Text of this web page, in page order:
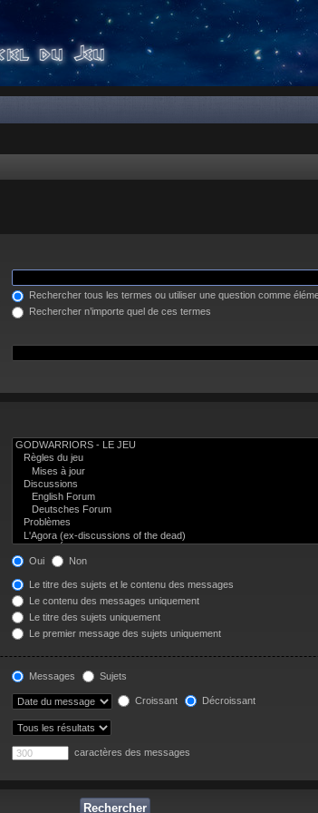
Rechercher tous les termes ou utiliser une question comme
Rechercher n’importe quel de ces termes
Oui Non
Le titre des sujets et le contenu des messages
Le contenu des messages uniquement
Le titre des sujets uniquement
Le premier message des sujets uniquement
Messages Sujets
Croissant Décroissant
caractères des messages